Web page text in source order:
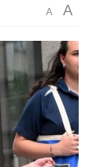
A A